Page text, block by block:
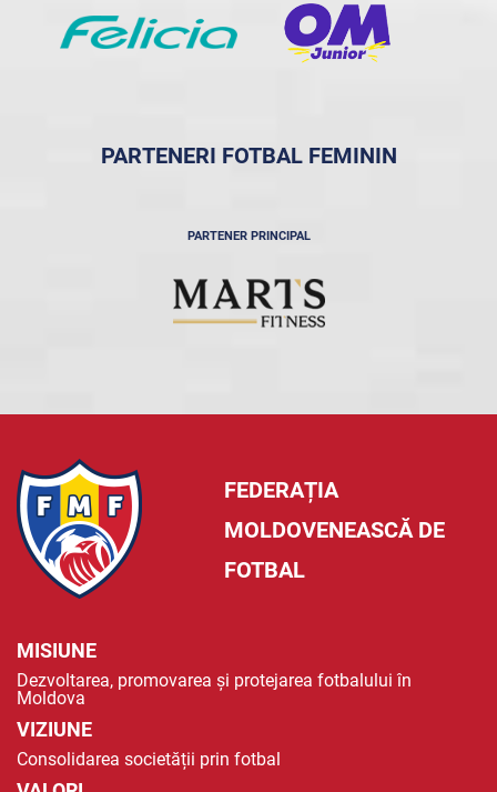
PARTENERI FOTBAL FEMININ
PARTENER PRINCIPAL
FEDERAȚIA
MOLDOVENEASCĂ DE
FOTBAL
MISIUNE
Dezvoltarea, promovarea și protejarea fotbalului în
Moldova
VIZIUNE
Consolidarea societății prin fotbal